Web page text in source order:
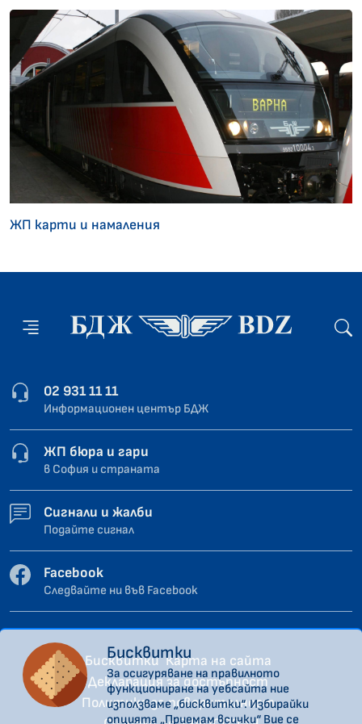
ЖП карти и намаления
02 931 11 11
Информационен център БДЖ
ЖП бюра и гари
в София и страната
Сигнали и жалби
Подайте сигнал
Facebook
Следвайте ни във Facebook
Бисквитки Карта на сайта
Декларация за достъпност
Политика за поверителност
Бисквитки
За осигуряване на правилното
функциониране на уебсайта ние
използваме „бисквитки“. Избирайки
опцията „Приемам всички“ Вие се